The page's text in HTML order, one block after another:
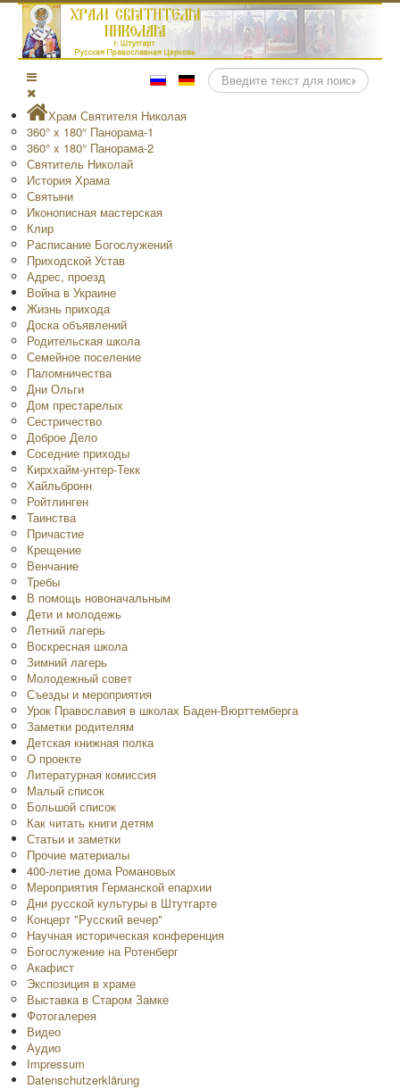
Поиск
Храм Святителя Николая
360° x 180° Панорама-1
360° x 180° Панорама-2
Святитель Николай
История Храма
Святыни
Иконописная мастерская
Клир
Расписание Богослужений
Приходской Устав
Адрес, проезд
Война в Украине
Жизнь прихода
Доска объявлений
Родительская школа
Семейное поселение
Паломничества
Дни Ольги
Дом престарелых
Сестричество
Доброе Дело
Соседние приходы
Кирххайм-унтер-Текк
Хайльбронн
Ройтлинген
Таинства
Причастие
Крещение
Венчание
Требы
В помощь новоначальным
Дети и молодежь
Летний лагерь
Воскресная школа
Зимний лагерь
Молодежный совет
Съезды и мероприятия
Урок Православия в школах Баден-Вюрттемберга
Заметки родителям
Детская книжная полка
O проекте
Литературная комиссия
Малый список
Большой список
Как читать книги детям
Статьи и заметки
Прочие материалы
400-летие дома Романовых
Мероприятия Германской епархии
Дни русской культуры в Штутгарте
Концерт "Русский вечер"
Научная историческая конференция
Богослужение на Ротенберг
Акафист
Экспозиция в храме
Выставка в Старом Замке
Фотогалерея
Видео
Аудио
Impressum
Datenschutzerklärung